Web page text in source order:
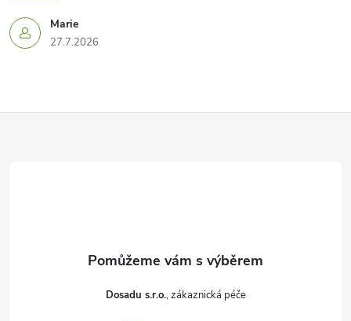
Marie
27.7.2026
Dosadu s.r.o.